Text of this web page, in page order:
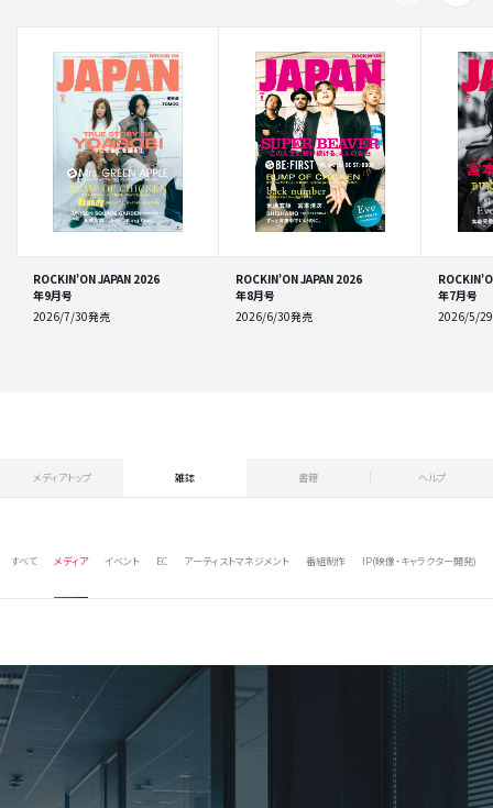
ROCKIN'ON JAPAN 2026
年9月号
2026/7/30発売
ROCKIN'ON JAPAN 2026
年8月号
2026/6/30発売
年7月号
2026/5/
メディアトップ 雑誌 書籍 ヘルプ
すべて メディア イベント EC アーティストマネジメント 番組制作 IP(映像・キャラクター開発)